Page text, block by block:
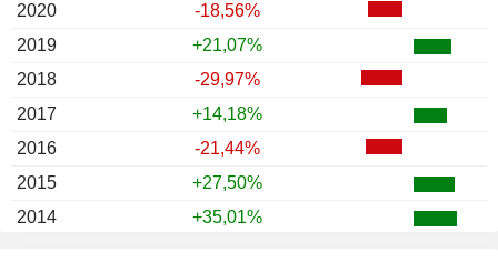
2020
-18,56%
2019
+21,07%
2018
-29,97%
2017
+14,18%
2016
-21,44%
2015
+27,50%
2014
+35,01%